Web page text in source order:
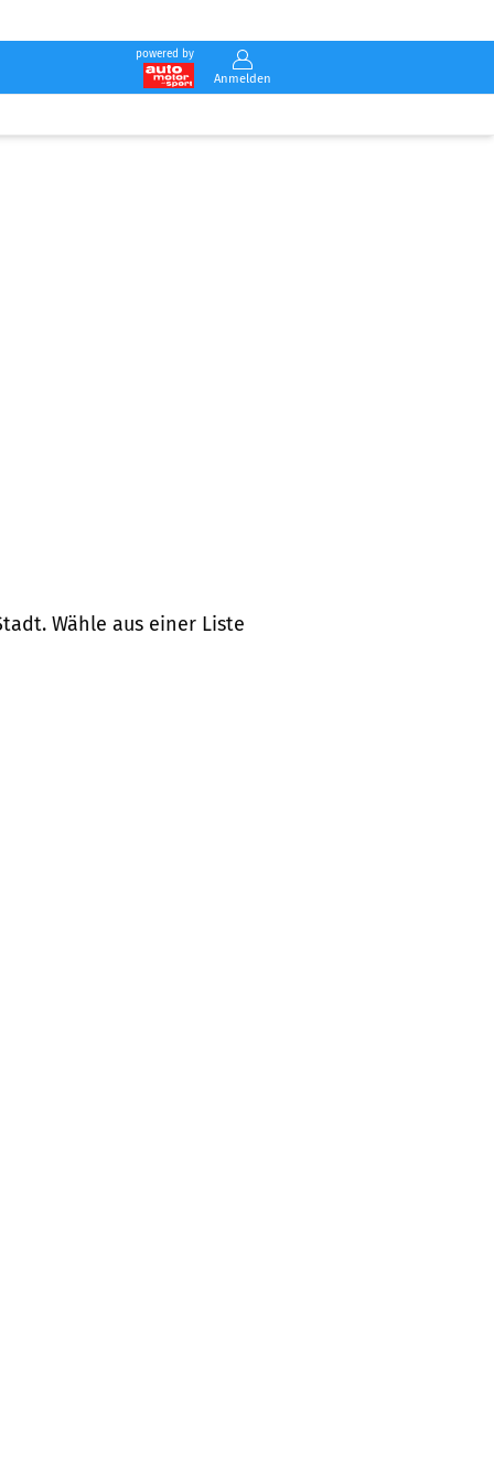
powered by
Anmelden
Wähle aus einer Liste